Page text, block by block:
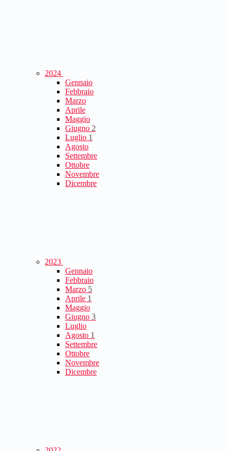
2024
Gennaio
Febbraio
Marzo
Aprile
Maggio
Giugno 2
Luglio 1
Agosto
Settembre
Ottobre
Novembre
Dicembre
2023
Gennaio
Febbraio
Marzo 5
Aprile 1
Maggio
Giugno 3
Luglio
Agosto 1
Settembre
Ottobre
Novembre
Dicembre